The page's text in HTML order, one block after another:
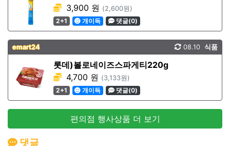
3,900 원 (2,600원)
2+1
개이득 댓글(0)
emart24 식품
08.10
롯데)볼로네이즈스파게티220g
4,700 원 (3,133원)
2+1
개이득 댓글(0)
편의점 행사상품 더 보기
댓글